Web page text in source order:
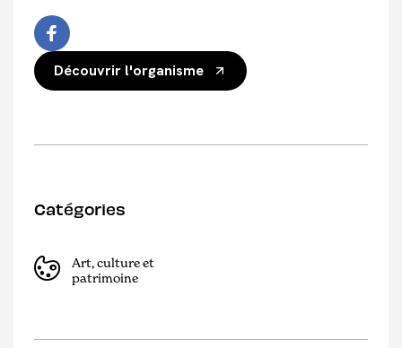
Découvrir l'organisme
Catégories
Art, culture et
patrimoine